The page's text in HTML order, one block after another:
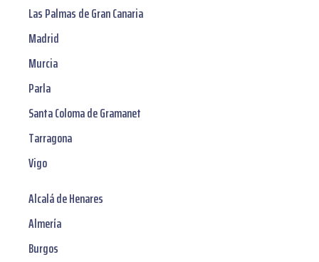
Las Palmas de Gran Canaria
Madrid
Murcia
Parla
Santa Coloma de Gramanet
Tarragona
Vigo
Alcalá de Henares
Almería
Burgos